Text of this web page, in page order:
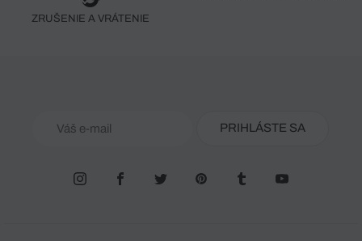
ZRUŠENIE A VRÁTENIE
PRIHLÁSTE SA